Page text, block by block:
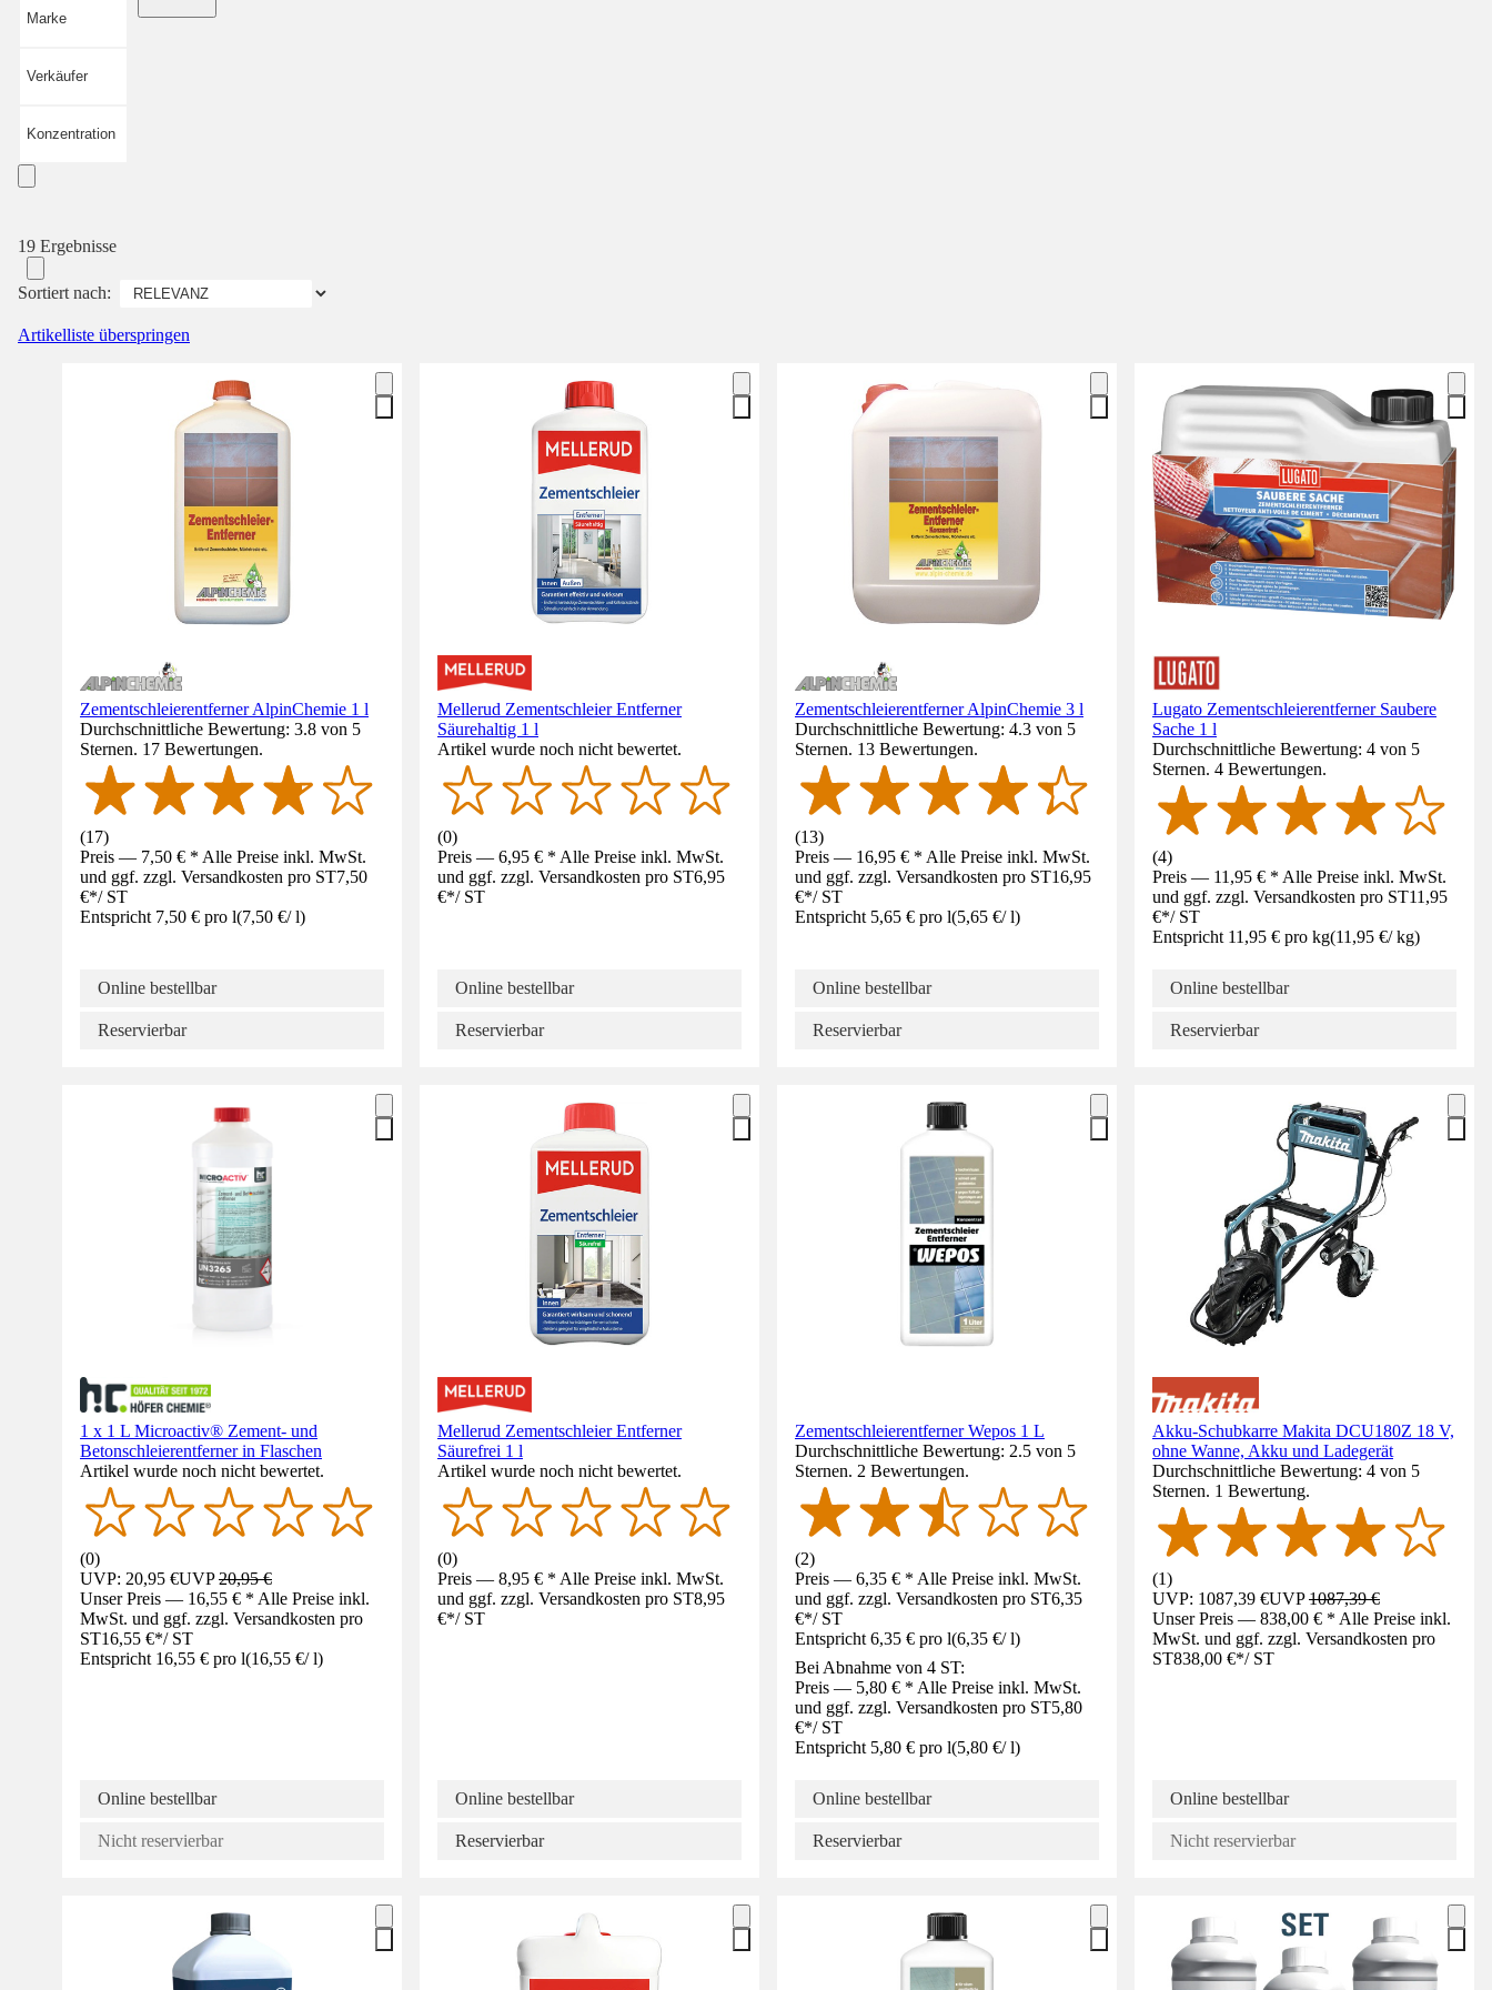
Marke
Verkäufer
Konzentration
19 Ergebnisse
Sortiert nach:
Artikelliste überspringen
Zementschleierentferner AlpinChemie 1 l
Durchschnittliche Bewertung: 3.8 von 5
Sternen. 17 Bewertungen.
(17)
Preis — 7,50 € * Alle Preise inkl. MwSt.
und ggf. zzgl. Versandkosten pro ST7,50
€*/ ST
Entspricht 7,50 € pro l(7,50 €/ l)
Online bestellbar
Reservierbar
Mellerud Zementschleier Entferner
Säurehaltig 1 l
Artikel wurde noch nicht bewertet.
(0)
Preis — 6,95 € * Alle Preise inkl. MwSt.
und ggf. zzgl. Versandkosten pro ST6,95
€*/ ST
Online bestellbar
Reservierbar
Zementschleierentferner AlpinChemie 3 l
Durchschnittliche Bewertung: 4.3 von 5
Sternen. 13 Bewertungen.
(13)
Preis — 16,95 € * Alle Preise inkl. MwSt.
und ggf. zzgl. Versandkosten pro ST16,95
€*/ ST
Entspricht 5,65 € pro l(5,65 €/ l)
Online bestellbar
Reservierbar
Lugato Zementschleierentferner Saubere
Sache 1 l
Durchschnittliche Bewertung: 4 von 5
Sternen. 4 Bewertungen.
(4)
Preis — 11,95 € * Alle Preise inkl. MwSt.
und ggf. zzgl. Versandkosten pro ST11,95
€*/ ST
Entspricht 11,95 € pro kg(11,95 €/ kg)
Online bestellbar
Reservierbar
1 x 1 L Microactiv® Zement- und
Betonschleierentferner in Flaschen
Artikel wurde noch nicht bewertet.
(0)
UVP: 20,95 €UVP20,95 €
Unser Preis — 16,55 € * Alle Preise inkl.
MwSt. und ggf. zzgl. Versandkosten pro
ST16,55 €*/ ST
Entspricht 16,55 € pro l(16,55 €/ l)
Online bestellbar
Nicht reservierbar
Mellerud Zementschleier Entferner
Säurefrei 1 l
Artikel wurde noch nicht bewertet.
(0)
Preis — 8,95 € * Alle Preise inkl. MwSt.
und ggf. zzgl. Versandkosten pro ST8,95
€*/ ST
Online bestellbar
Reservierbar
Zementschleierentferner Wepos 1 L
Durchschnittliche Bewertung: 2.5 von 5
Sternen. 2 Bewertungen.
(2)
Preis — 6,35 € * Alle Preise inkl. MwSt.
und ggf. zzgl. Versandkosten pro ST6,35
€*/ ST
Entspricht 6,35 € pro l(6,35 €/ l)
Bei Abnahme von 4 ST:
Preis — 5,80 € * Alle Preise inkl. MwSt.
und ggf. zzgl. Versandkosten pro ST5,80
€*/ ST
Entspricht 5,80 € pro l(5,80 €/ l)
Online bestellbar
Reservierbar
Akku-Schubkarre Makita DCU180Z 18 V,
ohne Wanne, Akku und Ladegerät
Durchschnittliche Bewertung: 4 von 5
Sternen. 1 Bewertung.
(1)
UVP: 1087,39 €UVP1087,39 €
Unser Preis — 838,00 € * Alle Preise inkl.
MwSt. und ggf. zzgl. Versandkosten pro
ST838,00 €*/ ST
Online bestellbar
Nicht reservierbar